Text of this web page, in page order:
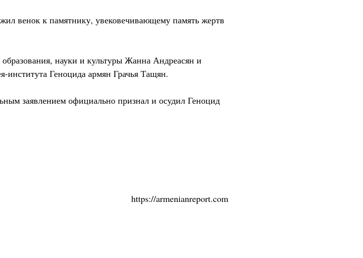
венок к памятнику, увековечивающему память жертв
науки и культуры Жанна Андреасян и
Геноцида армян Грачья Тащян.
заявлением официально признал и осудил Геноцид
https://armenianreport.com